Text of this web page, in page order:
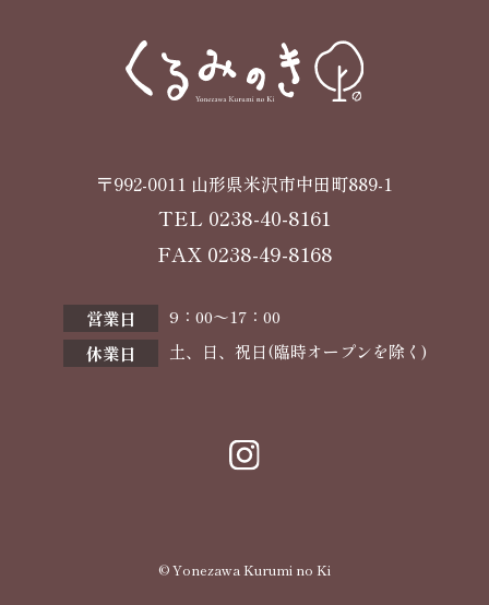
〒992-0011 山形県米沢市中田町889-1
TEL 0238-40-8161
FAX 0238-49-8168
営業日
9：00〜17：00
休業日
土、日、祝日(臨時オープンを除く)
© Yonezawa Kurumi no Ki